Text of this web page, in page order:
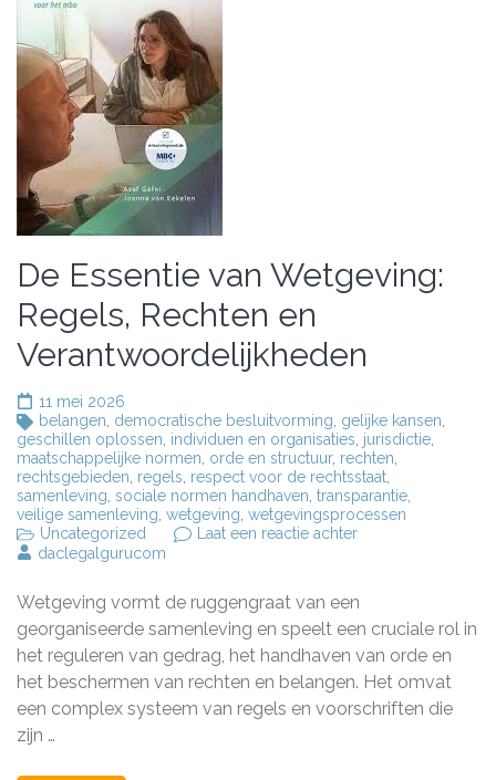
De Essentie van Wetgeving:
Regels, Rechten en
Verantwoordelijkheden
11 mei 2026
belangen democratische besluitvorming gelijke kansen
geschillen oplossen individuen en organisaties jurisdictie
maatschappelijke normen orde en structuur, rechten
rechtsgebieden regels respect voor de rechtsstaat
samenleving sociale normen handhaven transparantie
veilige samenleving wetgeving wetgevingsprocessen
Uncategorized
Laat een reactie achterop
Wetgeving:
Regels,
en
daclegalgurucom
Wetgeving vormt de ruggengraat van een
georganiseerde samenleving en speelt een cruciale rol in
het reguleren van gedrag, het handhaven van orde en
het beschermen van rechten en belangen. Het omvat
een complex systeem van regels en voorschriften die
zijn …